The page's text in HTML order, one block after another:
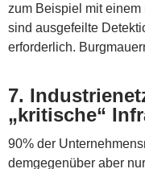
zum Beispiel mit
sind ausgefeilte
erforderlich.
7.
„kritische“
90% der
demgegenüber aber